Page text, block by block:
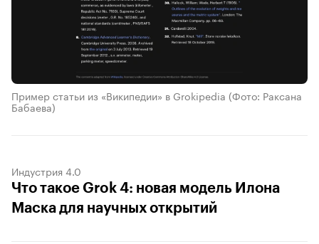
Пример статьи из «Википедии» в Grokipedia (Фото: Раксана
Бабаева)
Индустрия 4.0
Что такое Grok 4: новая модель Илона
Маска для научных открытий